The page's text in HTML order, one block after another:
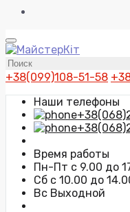
+38(099)108-51-58
Наши телефоны
Время работы
Пн-Пт с 9.00 до
Сб с 10.00 до
Вс Выходной